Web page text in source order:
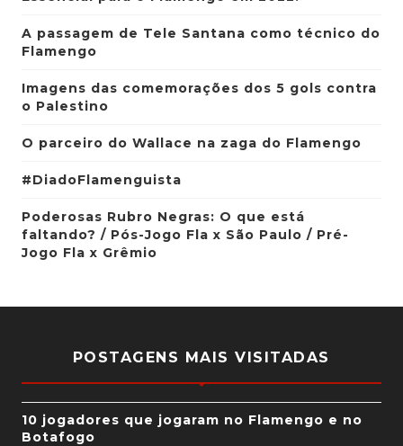
A passagem de Tele Santana como técnico do
Flamengo
Imagens das comemorações dos 5 gols contra
o Palestino
O parceiro do Wallace na zaga do Flamengo
#DiadoFlamenguista
Poderosas Rubro Negras: O que está
faltando? / Pós-Jogo Fla x São Paulo / Pré-
Jogo Fla x Grêmio
POSTAGENS MAIS VISITADAS
10 jogadores que jogaram no Flamengo e no
Botafogo